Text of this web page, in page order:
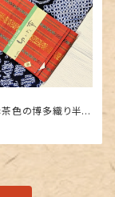
色の博多織り半幅